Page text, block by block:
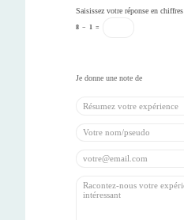
Saisissez votre réponse en chiffres
8 − 1 =